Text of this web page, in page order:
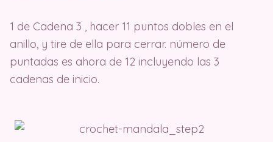
1 de Cadena 3 , hacer 11 puntos dobles en el
anillo, y tire de ella para cerrar. número de
puntadas es ahora de 12 incluyendo las 3
cadenas de inicio.